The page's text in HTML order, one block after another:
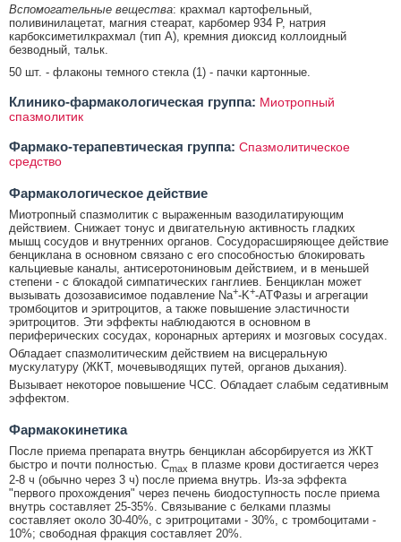
Вспомогательные вещества: крахмал картофельный,
поливинилацетат, магния стеарат, карбомер 934 Р, натрия
карбоксиметилкрахмал (тип А), кремния диоксид коллоидный
безводный, тальк.
50 шт. - флаконы темного стекла (1) - пачки картонные.
Клинико-фармакологическая группа: Миотропный
спазмолитик
Фармако-терапевтическая группа: Спазмолитическое
средство
Фармакологическое действие
Миотропный спазмолитик с выраженным вазодилатирующим
действием. Снижает тонус и двигательную активность гладких
мышц сосудов и внутренних органов. Сосудорасширяющее действие
бенциклана в основном связано с его способностью блокировать
кальциевые каналы, антисеротониновым действием, и в меньшей
степени - с блокадой симпатических ганглиев. Бенциклан может
вызывать дозозависимое подавление Na+-K+-АТФазы и агрегации
тромбоцитов и эритроцитов, а также повышение эластичности
эритроцитов. Эти эффекты наблюдаются в основном в
периферических сосудах, коронарных артериях и мозговых сосудах.
Обладает спазмолитическим действием на висцеральную
мускулатуру (ЖКТ, мочевыводящих путей, органов дыхания).
Вызывает некоторое повышение ЧСС. Обладает слабым седативным
эффектом.
Фармакокинетика
После приема препарата внутрь бенциклан абсорбируется из ЖКТ
быстро и почти полностью. Cmax в плазме крови достигается через
2-8 ч (обычно через 3 ч) после приема внутрь. Из-за эффекта
"первого прохождения" через печень биодоступность после приема
внутрь составляет 25-35%. Связывание с белками плазмы
составляет около 30-40%, с эритроцитами - 30%, с тромбоцитами -
10%; свободная фракция составляет 20%.